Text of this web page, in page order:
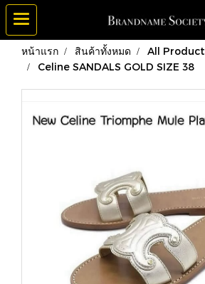
หน้าแรก สินค้าทั้งหมด All Product
Celine SANDALS GOLD SIZE 38